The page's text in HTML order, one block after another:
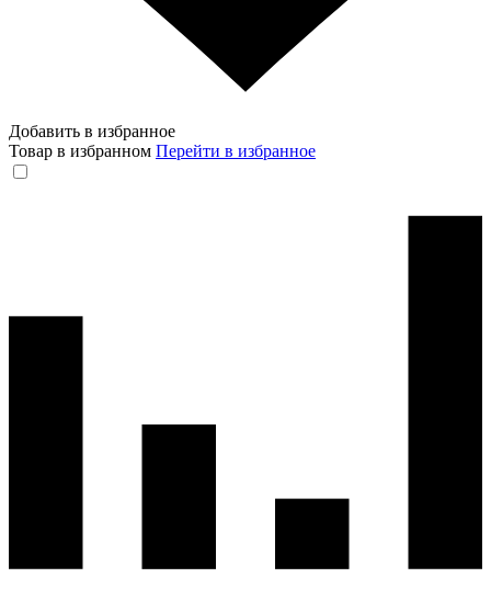
Добавить в избранное
Товар в избранном Перейти в избранное